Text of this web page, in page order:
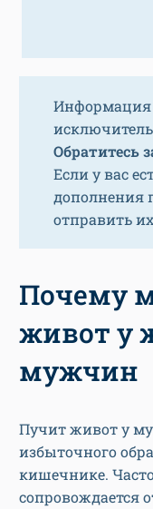
Информация
Обратитесь
Если у вас
дополнения
отправить
Почему
живот у
мужчин
Пучит живот у
избыточного
кишечнике.
сопровождается